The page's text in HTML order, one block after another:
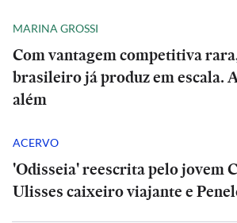
MARINA GROSSI
Com vantagem competitiva
brasileiro já produz em escala.
além
ACERVO
'Odisseia' reescrita pelo jovem
Ulisses caixeiro viajante e